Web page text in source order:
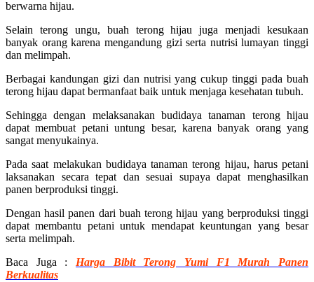
berwarna hijau.
Selain terong ungu, buah terong hijau juga menjadi kesukaan
banyak orang karena mengandung gizi serta nutrisi lumayan tinggi
dan melimpah.
Berbagai kandungan gizi dan nutrisi yang cukup tinggi pada buah
terong hijau dapat bermanfaat baik untuk menjaga kesehatan tubuh.
Sehingga dengan melaksanakan budidaya tanaman terong hijau
dapat membuat petani untung besar, karena banyak orang yang
sangat menyukainya.
Pada saat melakukan budidaya tanaman terong hijau, harus petani
laksanakan secara tepat dan sesuai supaya dapat menghasilkan
panen berproduksi tinggi.
Dengan hasil panen dari buah terong hijau yang berproduksi tinggi
dapat membantu petani untuk mendapat keuntungan yang besar
serta melimpah.
Baca Juga : Harga Bibit Terong Yumi F1 Murah Panen
Berkualitas